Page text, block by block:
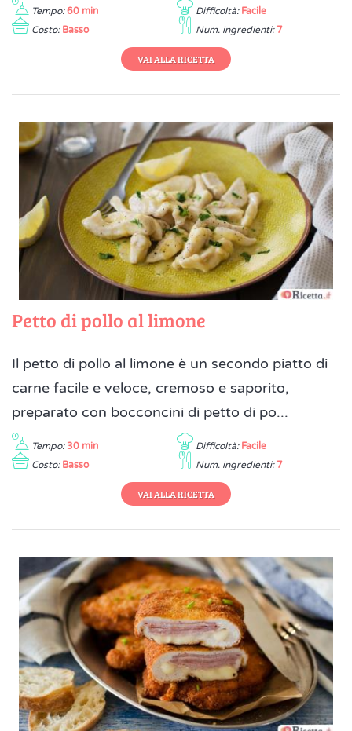
Tempo: 60 min Difficoltà: Facile
Costo: Basso Num. ingredienti: 7
VAI ALLA RICETTA
Petto di pollo al limone
Il petto di pollo al limone è un secondo piatto di
carne facile e veloce, cremoso e saporito,
preparato con bocconcini di petto di po...
Tempo: 30 min Difficoltà: Facile
Costo: Basso Num. ingredienti: 7
VAI ALLA RICETTA